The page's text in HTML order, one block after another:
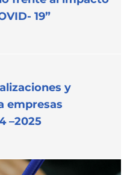
19”
y
empresas
–2025